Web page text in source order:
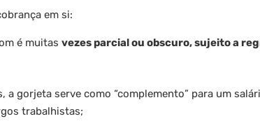
em si:
é muitas vezes parcial ou obscuro, sujeito a
a gorjeta serve como “complemento” para um
trabalhistas;